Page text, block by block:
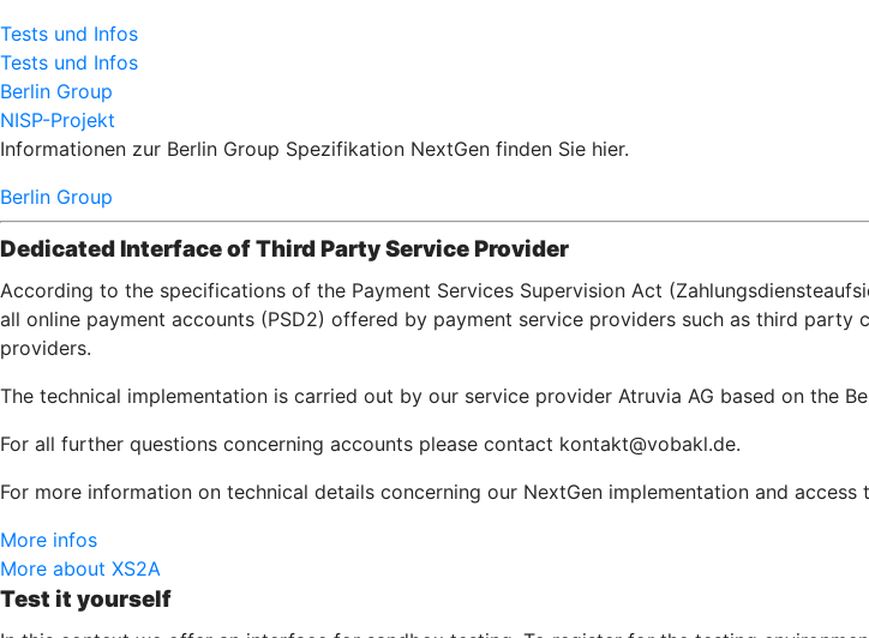
Tests und Infos
Tests und Infos
Berlin Group
NISP-Projekt
Informationen zur Berlin Group Spezifikation NextGen finden Sie hier.
Berlin Group
Dedicated Interface of Third Party Service Provider
According to the specifications of the Payment Services Supervision Act
all online payment accounts (PSD2) offered by payment service providers such as third
providers.
The technical implementation is carried out by our service provider Atruvia AG based on the
For all further questions concerning accounts please contact kontakt@vobakl.de.
For more information on technical details concerning our NextGen implementation and
More infos
More about XS2A
Test it yourself